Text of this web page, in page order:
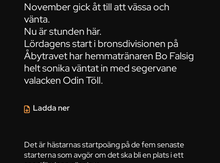
November gick åt till att vässa och
vänta.
Nu är stunden här.
Lördagens start i bronsdivisionen på
Åbytravet har hemmatränaren Bo Falsig
helt sonika väntat in med segervane
valacken Odin Töll.
Det är hästarnas startpoäng på de fem senaste
starterna som avgör om det ska bli en plats i ett
Ladda ner